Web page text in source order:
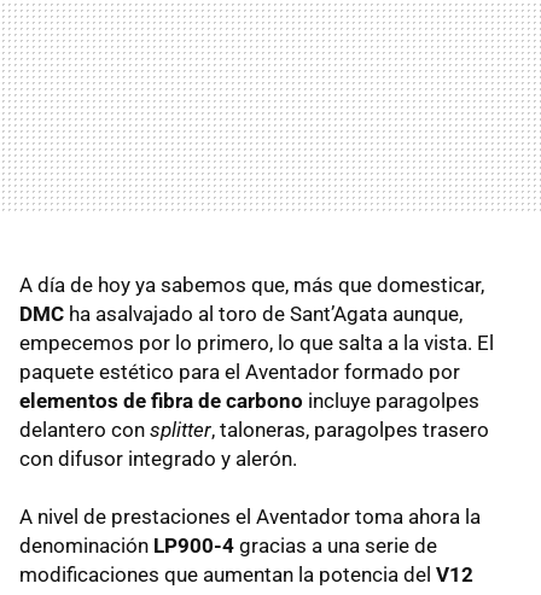
A día de hoy ya sabemos que, más que domesticar,
DMC ha asalvajado al toro de Sant’Agata aunque,
empecemos por lo primero, lo que salta a la vista. El
paquete estético para el Aventador formado por
elementos de fibra de carbono incluye paragolpes
delantero con splitter, taloneras, paragolpes trasero
con difusor integrado y alerón.
A nivel de prestaciones el Aventador toma ahora la
denominación LP900-4 gracias a una serie de
modificaciones que aumentan la potencia del V12